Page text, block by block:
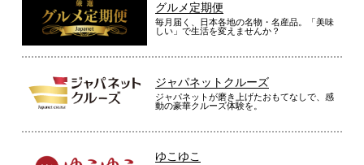
グルメ定期便
毎月届く、日本各地の名物・名産品。「美味
しい」で生活を変えませんか？
ジャパネットクルーズ
ジャパネットが磨き上げたおもてなしで、感
動の豪華クルーズ体験を。
ゆこゆこ